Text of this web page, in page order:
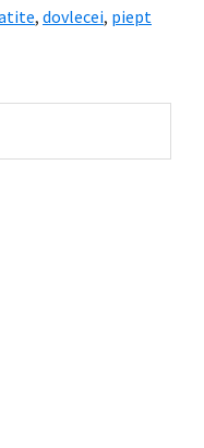
, dovlecei, piept